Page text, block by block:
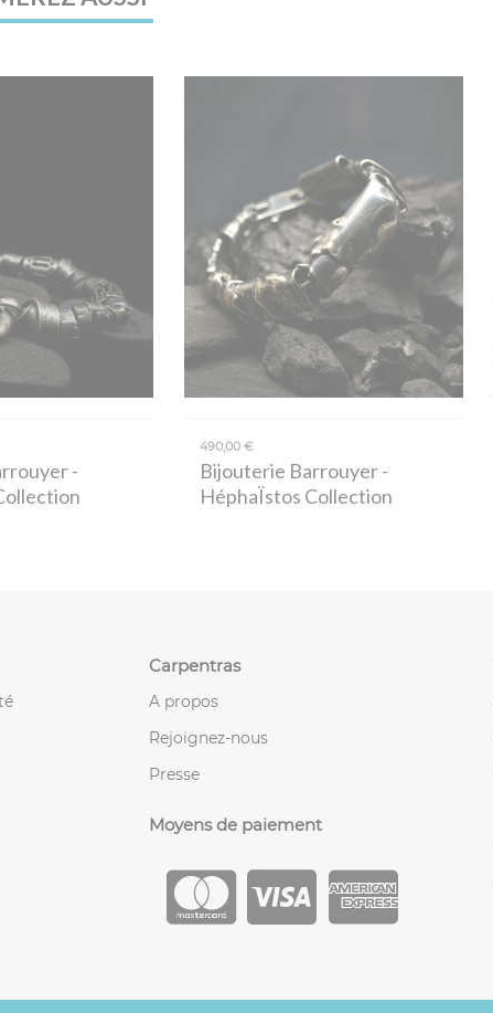
-
490,00 €
Bijouterie Barrouyer-
HéphaÏstos Collection
Carpentras
A propos
Rejoignez-nous
Presse
Moyens de paiement